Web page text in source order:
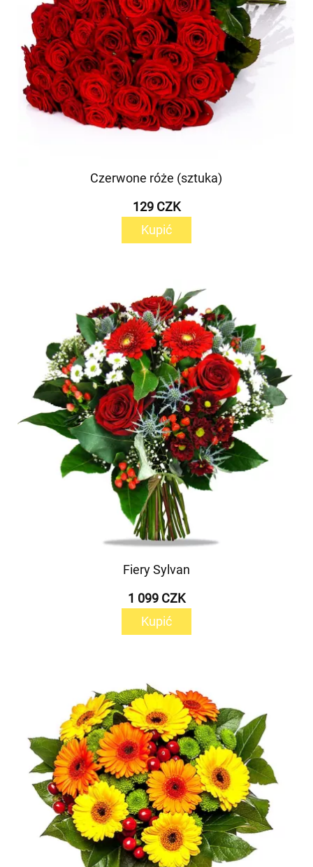
Czerwone róże (sztuka)
129 CZK
Kupić
Fiery Sylvan
1 099 CZK
Kupić